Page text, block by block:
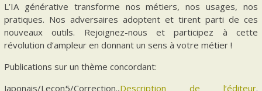
L’IA générative transforme nos métiers, nos usages, nos
pratiques. Nos adversaires adoptent et tirent parti de ces
nouveaux outils. Rejoignez-nous et participez à cette
révolution d’ampleur en donnant un sens à votre métier !
Publications sur un thème concordant:
Japonais/Leçon5/Correction.,Description de l’éditeur.